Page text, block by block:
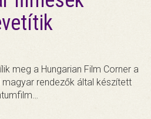
meg a Hungarian Film Corner a
rendezők által készített